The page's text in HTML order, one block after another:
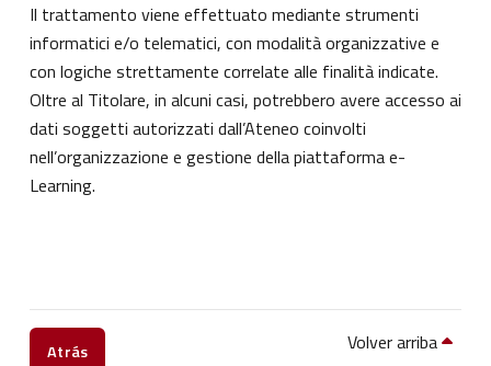
Il trattamento viene effettuato mediante strumenti
informatici e/o telematici, con modalità organizzative e
con logiche strettamente correlate alle finalità indicate.
Oltre al Titolare, in alcuni casi, potrebbero avere accesso ai
dati soggetti autorizzati dall’Ateneo coinvolti
nell’organizzazione e gestione della piattaforma e-
Learning.
Atrás Volver arriba